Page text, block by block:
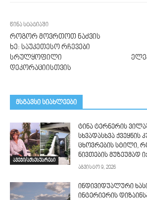
წინა სტატიაში
როგორ მოვრთოთ ნაძვის
ხე: საუკეთესო რჩევები
სრულყოფილი
დეკორაციისთვის
მსგავსი სიახლეები
ავეჯი/აქსესუარები
ტინა ტერნერის
სხვადასხვა
ცხოვრების სტილი,
ნივთების მუზეუმად
აგვისტო 9, 2026
ინდივიდუალური
ინტერიერის